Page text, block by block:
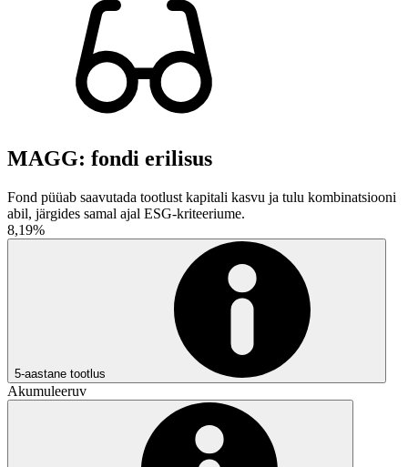
MAGG: fondi erilisus
Fond püüab saavutada tootlust kapitali kasvu ja tulu kombinatsiooni
abil, järgides samal ajal ESG-kriteeriume.
8,19%
5-aastane tootlus
Akumuleeruv